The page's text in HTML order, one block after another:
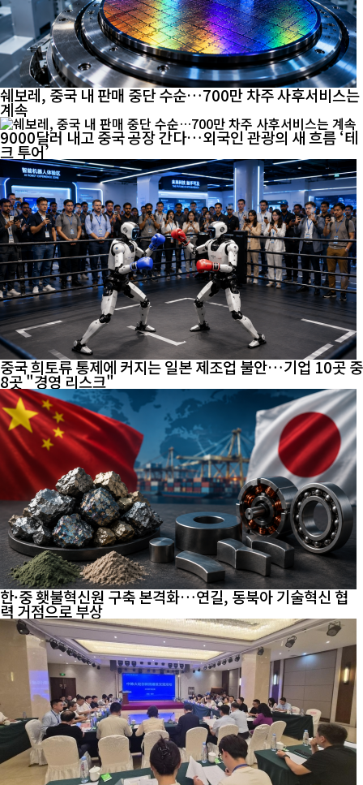
쉐보레, 중국 내 판매 중단 수순…700만 차주 사후서비스는
계속
9000달러 내고 중국 공장 간다…외국인 관광의 새 흐름 ‘테
크 투어’
중국 희토류 통제에 커지는 일본 제조업 불안…기업 10곳 중
8곳 "경영 리스크"
한·중 횃불혁신원 구축 본격화…연길, 동북아 기술혁신 협
력 거점으로 부상